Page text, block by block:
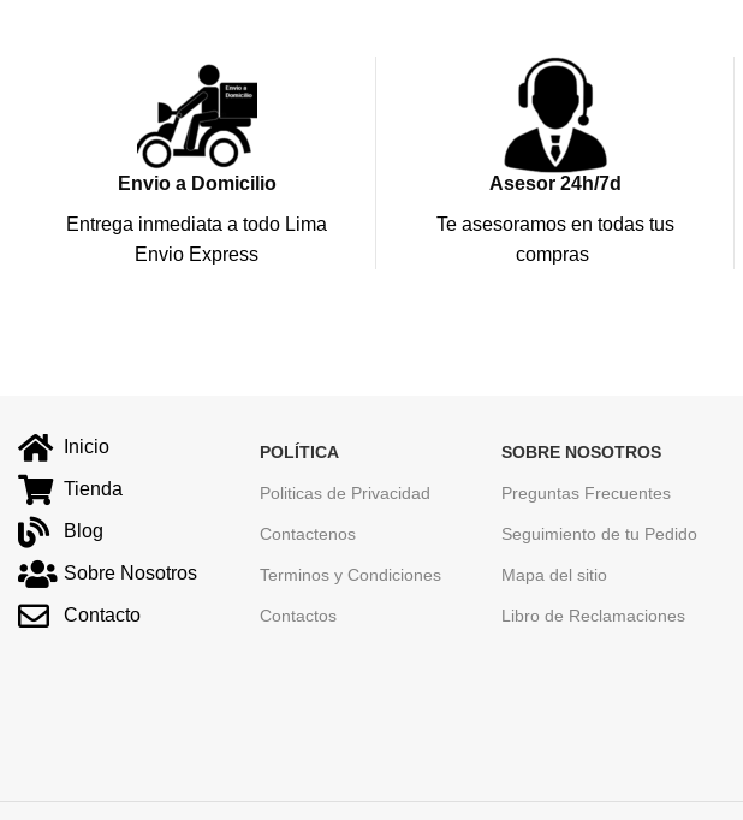
Envio a Domicilio
Entrega inmediata a todo Lima
Envio Express
Asesor 24h/7d
Te asesoramos en todas tus
compras
Inicio
Tienda
Blog
Sobre Nosotros
Contacto
POLÍTICA
Politicas de Privacidad
Contactenos
Terminos y Condiciones
Contactos
SOBRE NOSOTROS
Preguntas Frecuentes
Seguimiento de tu Pedido
Mapa del sitio
Libro de Reclamaciones